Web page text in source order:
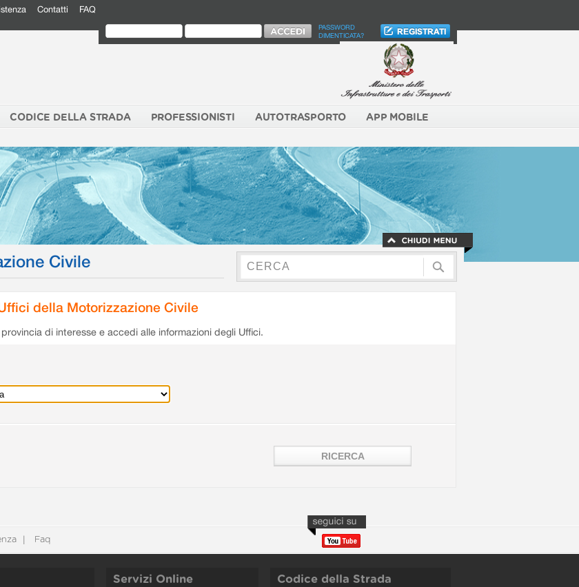
Contatti FAQ
PASSWORD
DIMENTICATA?
CODICE DELLA STRADA PROFESSIONISTI AUTOTRASPORTO APP MOBILE
Civile
della Motorizzazione Civile
di interesse e accedi alle informazioni degli Uffici.
Faq
Servizi Online Codice della Strada